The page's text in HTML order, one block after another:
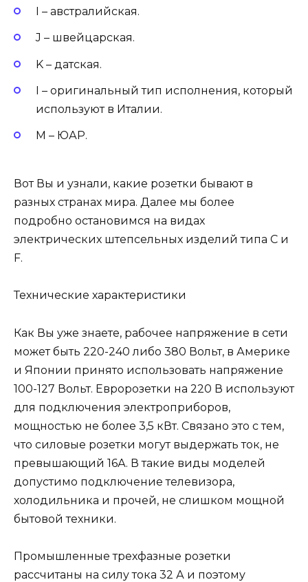
I – австралийская.
J – швейцарская.
K – датская.
I – оригинальный тип исполнения, который
используют в Италии.
M – ЮАР.
Вот Вы и узнали, какие розетки бывают в
разных странах мира. Далее мы более
подробно остановимся на видах
электрических штепсельных изделий типа C и
F.
Технические характеристики
Как Вы уже знаете, рабочее напряжение в сети
может быть 220-240 либо 380 Вольт, в Америке
и Японии принято использовать напряжение
100-127 Вольт. Евророзетки на 220 В используют
для подключения электроприборов,
мощностью не более 3,5 кВт. Связано это с тем,
что силовые розетки могут выдержать ток, не
превышающий 16А. В такие виды моделей
допустимо подключение телевизора,
холодильника и прочей, не слишком мощной
бытовой техники.
Промышленные трехфазные розетки
рассчитаны на силу тока 32 А и поэтому